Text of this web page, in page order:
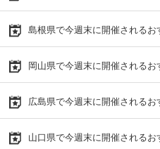
島根県で今週末に開催されるお
岡山県で今週末に開催されるお
広島県で今週末に開催されるお
山口県で今週末に開催されるお